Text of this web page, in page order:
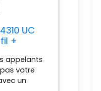
UC
+
Mac et
appelants
votre
un